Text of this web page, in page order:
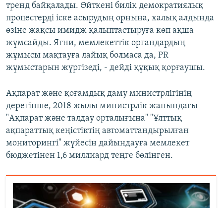
тренд байқалады. Өйткені билік демократиялық
процестерді іске асырудың орнына, халық алдында
өзіне жақсы имидж қалыптастыруға көп ақша
жұмсайды. Яғни, мемлекеттік органдардың
жұмысы мақтауға лайық болмаса да, PR
жұмыстарын жүргізеді, - дейді құқық қорғаушы.
Ақпарат және қоғамдық даму министрлігінің
дерегінше, 2018 жылы министрлік жанындағы
"Ақпарат және талдау орталығына" "Ұлттық
ақпараттық кеңістіктің автоматтандырылған
мониторингі" жүйесін дайындауға мемлекет
бюджетінен 1,6 миллиард теңге бөлінген.